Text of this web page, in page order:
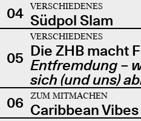
04 VERSCHIEDENES
Südpol Slam
05
VERSCHIEDENES
Die ZHB macht
Entfremdung –
sich (und uns)
06
ZUM MITMACHEN
Caribbean Vibes